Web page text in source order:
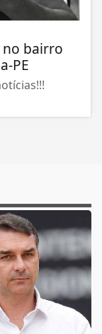
bairro
PE